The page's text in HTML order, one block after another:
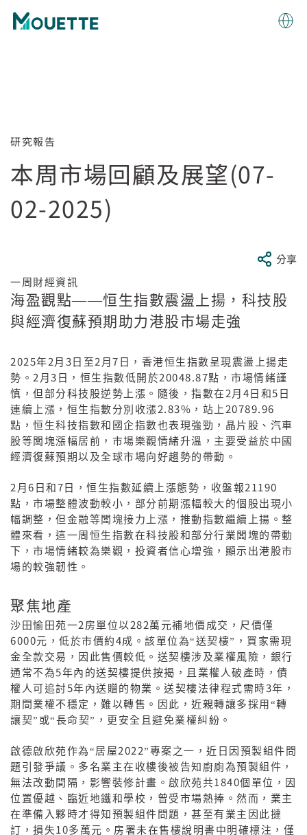
研究報告
本周市場回顧及展望(07-
02-2025)
分享
一周財經資訊
海盈觀點——恒生指數震盪上揚，科技股
與經濟復蘇預期助力港股市場走強
2025年2 月 3 日至2 月 7 日，香港恒生指數呈現震盪上揚走
勢。 2 月 3 日，恒生指數低開於20048.87點，市場情緒謹
慎，但部分科技股逆勢上漲。隨後，指數在2 月 4 日和5 日
連續上漲，恒生指數分別收漲2.83% ，站上20789.96
點，恒生科技指數和國企指數也表現強勁，晶片股、汽車
股等闆塊漲幅居前，市場樂觀情緒升溫，主要受益於中國
經濟復蘇預期以及全球市場向好趨勢的帶動。
2 月 6 日和 7 日，恒生指數延續上漲態勢，收盤報21190
點，市場整體波動較小，部分前期漲幅較大的個股出現小
幅調整，但金融等闆塊接力上漲，推動指數繼續上揚。整
體來看，這一周恒生指數在科技股和部分行業闆塊的帶動
下，市場情緒較為樂觀，投資者信心增強，顯示出港股市
場的較強韌性。
聚焦地產
沙田愉田苑一2 房單位以282萬元補地價成交，尺價僅
6000元，低於市價約4成。該單位為“送契樓”，買家需現
金全款交易，因此售價較低。送契樓涉及業權風險，銀行
通常不為5年內的送契樓提供按揭，且業權人破產時，債
權人可追討5年內送贈的物業。送契樓法律程式需時3年，
期間業權不穩定，難以轉售。因此，近親轉讓多採用“轉
讓契”或“長命契”，更安全且避免業權糾紛。
啟德啟欣苑作為“居屋2022”專案之一，近日因預製組件問
題引發爭議。多名業主在收樓後被告知廚廁為預製組件，
無法改動間隔，影響裝修計畫。啟欣苑共1840個單位，因
位置優越、臨近地鐵和學校，曾受市場熱捧。然而，業主
在準備入夥時才得知預製組件問題，甚至有業主因此撻
訂，損失10多萬元。房署未在售樓說明書中明確標注，僅